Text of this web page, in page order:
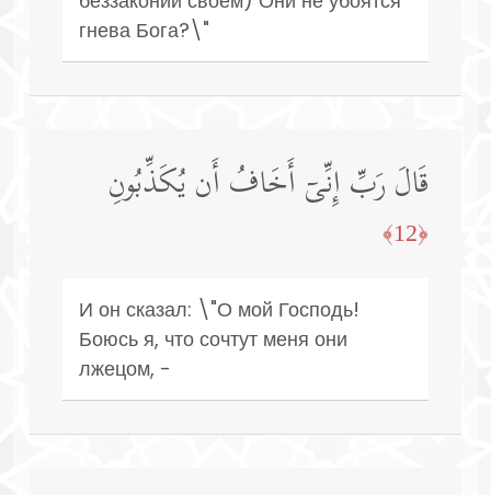
гнева Бога?\"
قَالَ رَبِّ إِنِّیۤ أَخَافُ أَن یُكَذِّبُونِ
﴿12﴾
И он сказал: \"О мой Господь!
Боюсь я, что сочтут меня они
лжецом, -